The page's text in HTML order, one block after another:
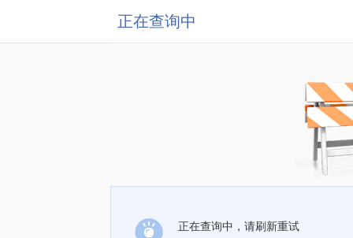
正在查询中
正在查询中，请刷新重试